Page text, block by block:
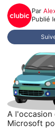
Par
Publié
A l'occasion
Microsoft